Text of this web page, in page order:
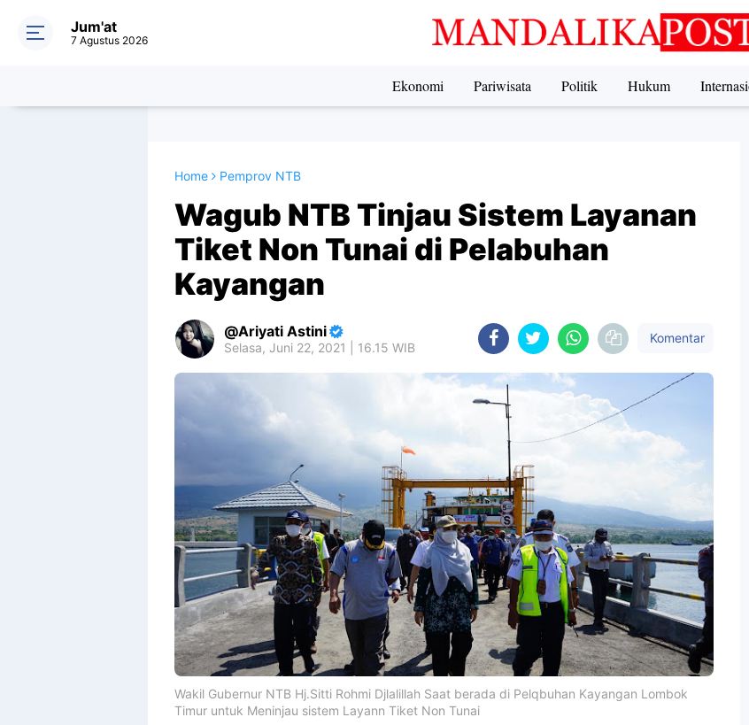
Jum'at
7 Agustus 2026
Ekonomi Pariwisata Politik Hukum
Home Pemprov NTB
Wagub NTB Tinjau Sistem Layanan
Tiket Non Tunai di Pelabuhan
Kayangan
Ariyati Astini
Selasa, Juni 22, 2021 | 16.15 WIB
Komentar
Wakil Gubernur NTB Hj.Sitti Rohmi Djlalillah Saat berada di Pelqbuhan Kayangan Lombok
Timur untuk Meninjau sistem Layann Tiket Non Tunai